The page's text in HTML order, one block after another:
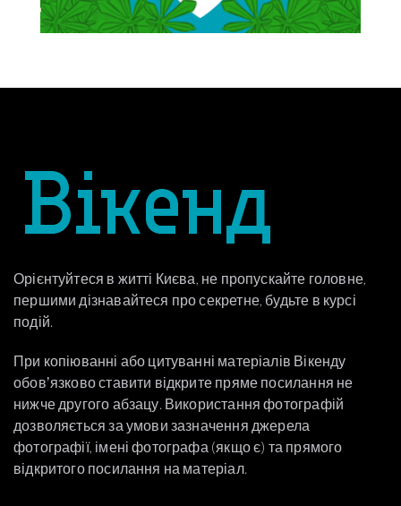
Орієнтуйтеся в житті Києва, не пропускайте головне,
першими дізнавайтеся про секретне, будьте в курсі
подій.
При копіюванні або цитуванні матеріалів Вікенду
обовʼязково ставити відкрите пряме посилання не
нижче другого абзацу. Використання фотографій
дозволяється за умови зазначення джерела
фотографії, імені фотографа (якщо є) та прямого
відкритого посилання на матеріал.